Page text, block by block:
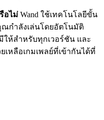
อไม่ Wand ใช้เทคโนโลยีขั้น
ณกำลังเล่นโดยอัตโนมัติ
ห้สำหรับทุกเวอร์ชัน และ
หลือเกมเพลย์ที่เข้ากันได้ที่